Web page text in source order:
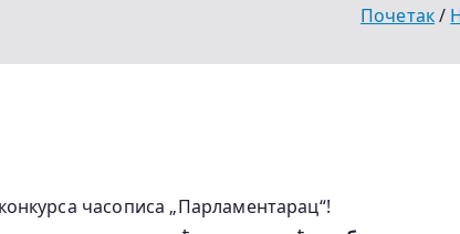
Почетак
часописа „Парламентарац“!